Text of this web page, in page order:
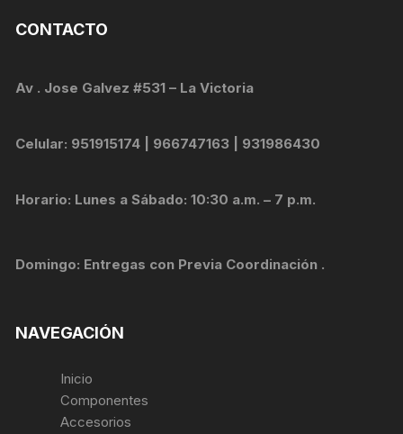
CONTACTO
Av . Jose Galvez #531 – La Victoria
Celular: 951915174 | 966747163 | 931986430
Horario: Lunes a Sábado: 10:30 a.m. – 7 p.m.
Domingo: Entregas con Previa Coordinación .
NAVEGACIÓN
Inicio
Componentes
Accesorios